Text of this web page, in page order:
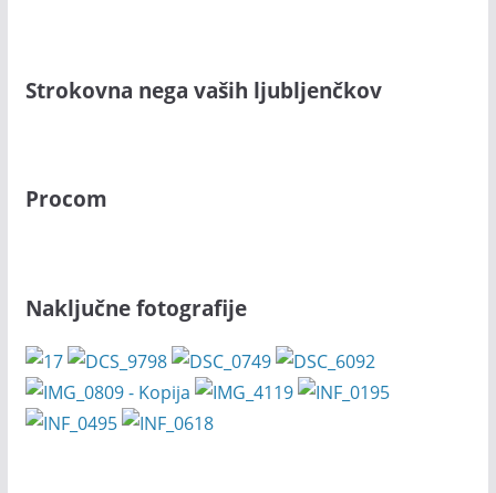
Strokovna nega vaših ljubljenčkov
Procom
Naključne fotografije